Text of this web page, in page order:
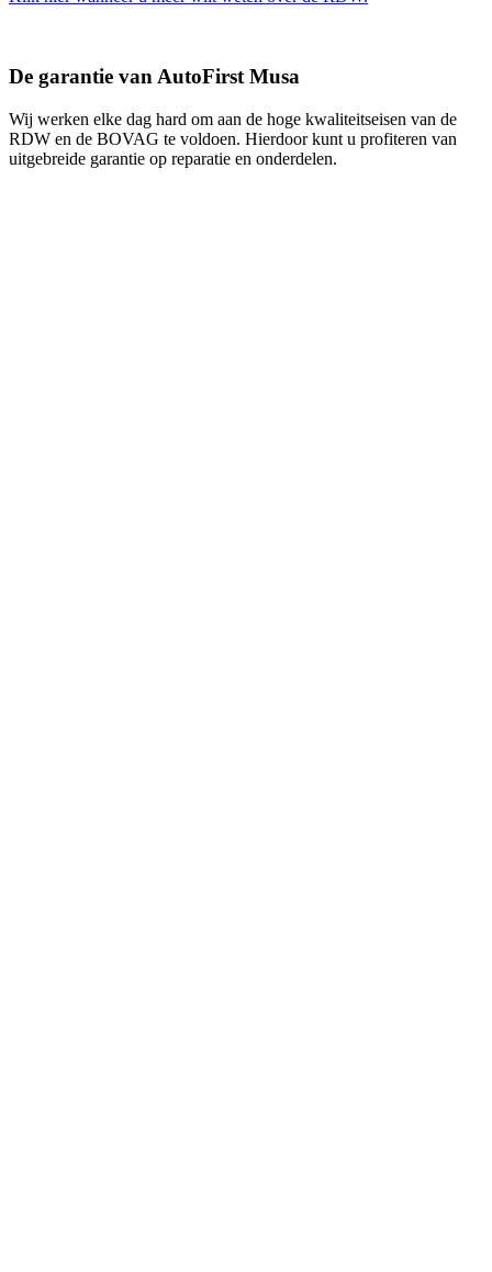
De garantie van AutoFirst Musa
Wij werken elke dag hard om aan de hoge kwaliteitseisen van de
RDW en de BOVAG te voldoen. Hierdoor kunt u profiteren van
uitgebreide garantie op reparatie en onderdelen.